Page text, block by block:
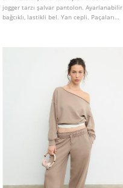
jogger tarzı şalvar pantolon. Ayarlanabilir
bağcıklı, lastikli bel. Yan cepli. Paçaları